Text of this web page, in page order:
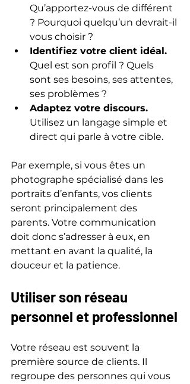
Qu’apportez-vous de différent
? Pourquoi quelqu’un devrait-il
vous choisir ?
Identifiez votre client idéal.
Quel est son profil ? Quels
sont ses besoins, ses attentes,
ses problèmes ?
Adaptez votre discours.
Utilisez un langage simple et
direct qui parle à votre cible.
Par exemple, si vous êtes un
photographe spécialisé dans les
portraits d’enfants, vos clients
seront principalement des
parents. Votre communication
doit donc s’adresser à eux, en
mettant en avant la qualité, la
douceur et la patience.
Utiliser son réseau
personnel et professionnel
Votre réseau est souvent la
première source de clients. Il
regroupe des personnes qui vous